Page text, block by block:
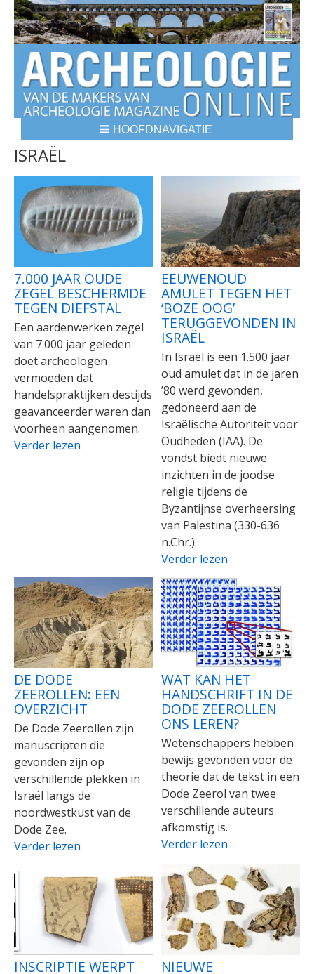
HOOFDNAVIGATIE
BREADCRUMBS
ISRAËL
7.000 JAAR OUDE
ZEGEL BESCHERMDE
TEGEN DIEFSTAL
Een aardenwerken zegel
van 7.000 jaar geleden
doet archeologen
vermoeden dat
handelspraktijken destijds
geavanceerder waren dan
voorheen aangenomen.
Verder lezen
EEUWENOUD
AMULET TEGEN HET
‘BOZE OOG’
TERUGGEVONDEN IN
ISRAËL
In Israël is een 1.500 jaar
oud amulet dat in de jaren
’80 werd gevonden,
gedoneerd aan de
Israëlische Autoriteit voor
Oudheden (IAA). De
vondst biedt nieuwe
inzichten in de joodse
religie tijdens de
Byzantijnse overheersing
van Palestina (330-636
n.Chr.).
Verder lezen
DE DODE
ZEEROLLEN: EEN
OVERZICHT
De Dode Zeerollen zijn
manuscripten die
gevonden zijn op
verschillende plekken in
Israël langs de
noordwestkust van de
Dode Zee.
Verder lezen
WAT KAN HET
HANDSCHRIFT IN DE
DODE ZEEROLLEN
ONS LEREN?
Wetenschappers hebben
bewijs gevonden voor de
theorie dat de tekst in een
Dode Zeerol van twee
verschillende auteurs
afkomstig is.
Verder lezen
INSCRIPTIE WERPT NIEUWE